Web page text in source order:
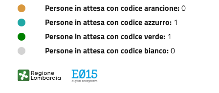
Persone in attesa con codice arancione:0
Persone in attesa con codice azzurro: 1
Persone in attesa con codice verde: 1
Persone in attesa con codice bianco:0